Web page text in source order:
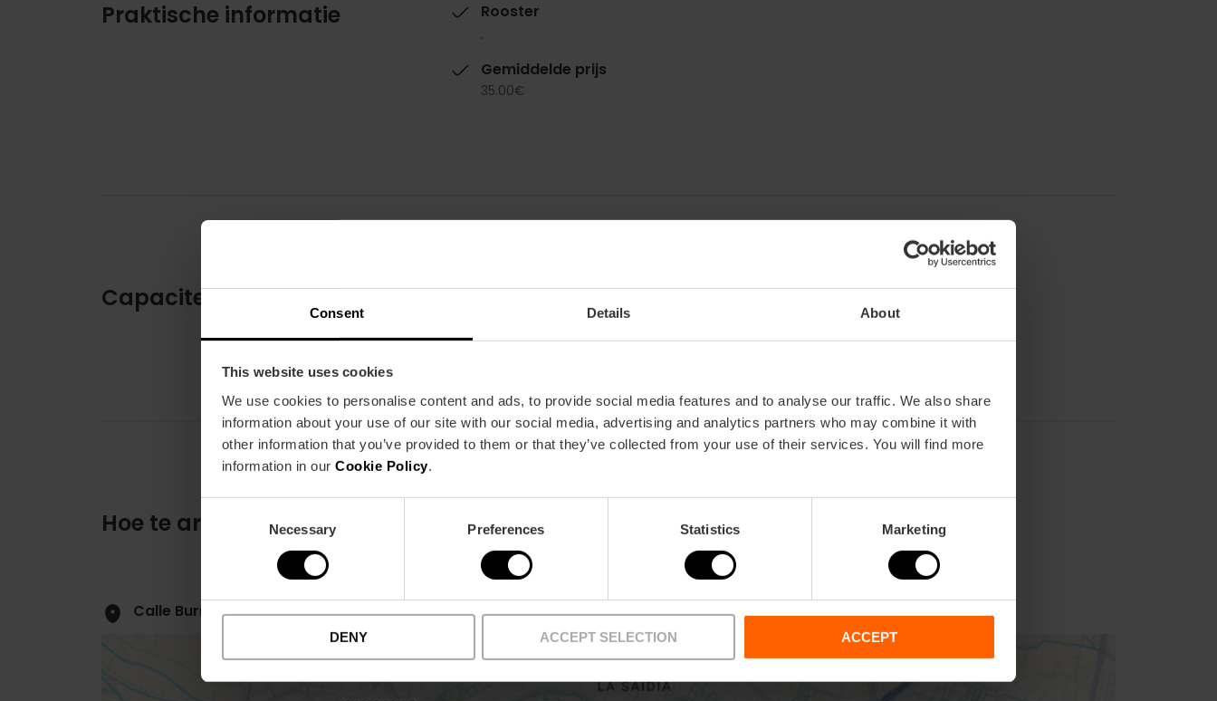
Consent Details About
This website uses cookies
We use cookies to personalise content and ads, to provide social media features and to analyse our traffic. We also share
information about your use of our site with our social media, advertising and analytics partners who may combine it with
other information that you’ve provided to them or that they’ve collected from your use of their services. You will find more
information in our Cookie Policy
Necessary Preferences Statistics Marketing
DENY ACCEPT SELECTION ACCEPT
Praktische informatie
Rooster
.
Gemiddelde prijs
35.00€
Capaciteit Restaurant
Hoe te arriveren Bus
Calle Burriana, 3 46005 València